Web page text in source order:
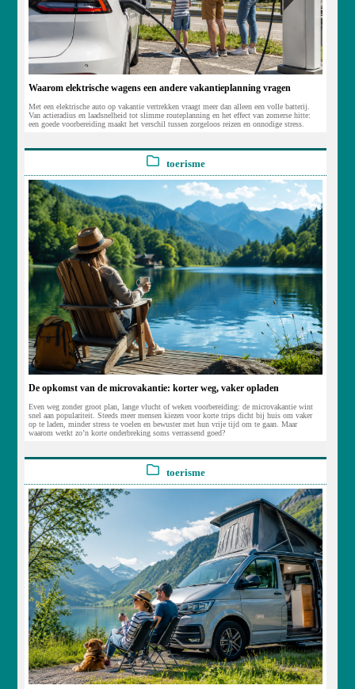
Waarom elektrische wagens een andere vakantieplanning vragen
Met een elektrische auto op vakantie vertrekken vraagt meer dan alleen een volle batterij.
Van actieradius en laadsnelheid tot slimme routeplanning en het effect van zomerse hitte:
een goede voorbereiding maakt het verschil tussen zorgeloos reizen en onnodige stress.
toerisme
De opkomst van de microvakantie: korter weg, vaker opladen
Even weg zonder groot plan, lange vlucht of weken voorbereiding: de microvakantie wint
snel aan populariteit. Steeds meer mensen kiezen voor korte trips dicht bij huis om vaker
op te laden, minder stress te voelen en bewuster met hun vrije tijd om te gaan. Maar
waarom werkt zo’n korte onderbreking soms verrassend goed?
toerisme